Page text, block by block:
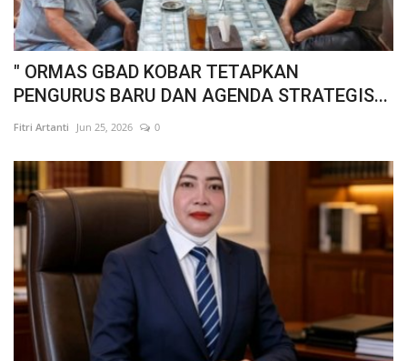
" ORMAS GBAD KOBAR TETAPKAN
PENGURUS BARU DAN AGENDA STRATEGIS...
Fitri Artanti Jun 25, 2026 0